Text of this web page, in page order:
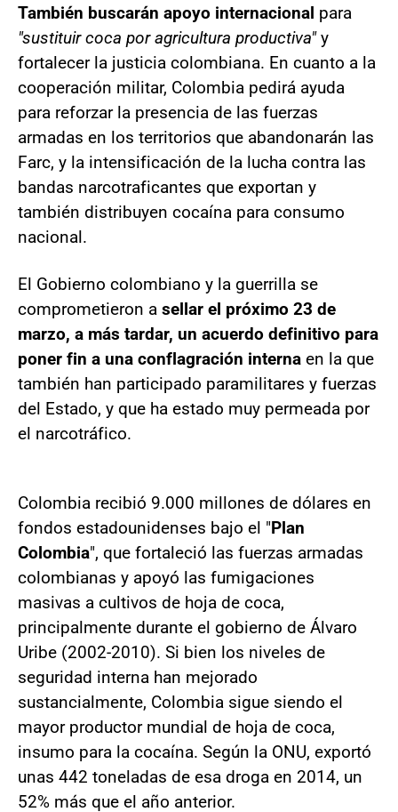
También buscarán apoyo internacional para
"sustituir coca por agricultura productiva"y
fortalecer la justicia colombiana. En cuanto a la
cooperación militar, Colombia pedirá ayuda
para reforzar la presencia de las fuerzas
armadas en los territorios que abandonarán las
Farc, y la intensificación de la lucha contra las
bandas narcotraficantes que exportan y
también distribuyen cocaína para consumo
nacional.
El Gobierno colombiano y la guerrilla se
comprometieron a sellar el próximo 23 de
marzo, a más tardar, un acuerdo definitivo para
poner fin a una conflagración interna en la que
también han participado paramilitares y fuerzas
del Estado, y que ha estado muy permeada por
el narcotráfico.
Colombia recibió 9.000 millones de dólares en
fondos estadounidenses bajo el "Plan
Colombia", que fortaleció las fuerzas armadas
colombianas y apoyó las fumigaciones
masivas a cultivos de hoja de coca,
principalmente durante el gobierno de Álvaro
Uribe (2002-2010). Si bien los niveles de
seguridad interna han mejorado
sustancialmente, Colombia sigue siendo el
mayor productor mundial de hoja de coca,
insumo para la cocaína. Según la ONU, exportó
unas 442 toneladas de esa droga en 2014, un
52% más que el año anterior.